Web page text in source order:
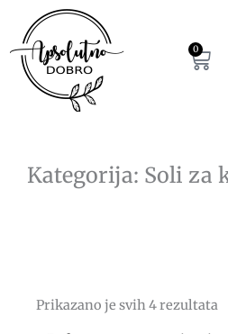
sadržaj
0
Cart
Kategorija: Soli za
Prikazano je svih 4 rezultata